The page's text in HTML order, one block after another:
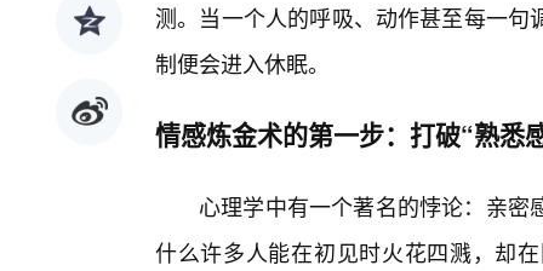
测。当一个人的呼吸、动作甚至每一
制便会进入休眠。
情感炼金术的第一步：打破“熟悉
心理学中有一个著名的悖论：亲
什么许多人能在初见时火花四溅，却